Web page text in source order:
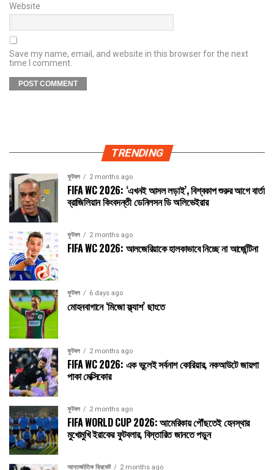
Website
Save my name, email, and website in this browser for the next
time I comment.
TRENDING
ফুটবল 2 months ago
FIFA WC 2026: ‘এখনই আসল লড়াই’, বিশ্বকাপ শুরুর আগে বার্তা
ব্রাজিলিয়ান কিংবদন্তী ডেনিলসন ডি অলিভেইরার
ফুটবল 2 months ago
FIFA WC 2026: আলজেরিয়াকে হালকাভাবে নিচ্ছে না আর্জেন্টিনা
ফুটবল 6 days ago
মোহনবাগানে ‘মিজো ফ্ল্যাশ’ ছাংতে
ফুটবল 2 months ago
FIFA WC 2026: এক ভুলেই সর্বনাশ কোরিয়ার, নকআউটে জায়গা
পাকা মেক্সিকোর
ফুটবল 2 months ago
FIFA WORLD CUP 2026: আমেরিকায় পৌঁছতেই হেনস্থার
মুখোমুখি ইরাকের ফুটবলার, বিস্তারিত জানতে পড়ুন
আন্তর্জাতিক ক্রিকেট 2 months ago